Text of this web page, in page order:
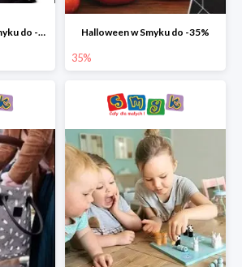
Mid Season SALE w Smyku do -50% Halloween w Smyku do -35%
35%